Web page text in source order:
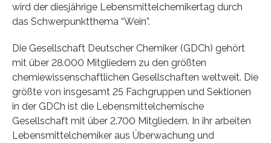
wird der diesjährige Lebensmittelchemikertag durch
das Schwerpunktthema “Wein”.
Die Gesellschaft Deutscher Chemiker (GDCh) gehört
mit über 28.000 Mitgliedern zu den größten
chemiewissenschaftlichen Gesellschaften weltweit. Die
größte von insgesamt 25 Fachgruppen und Sektionen
in der GDCh ist die Lebensmittelchemische
Gesellschaft mit über 2.700 Mitgliedern. In ihr arbeiten
Lebensmittelchemiker aus Überwachung und